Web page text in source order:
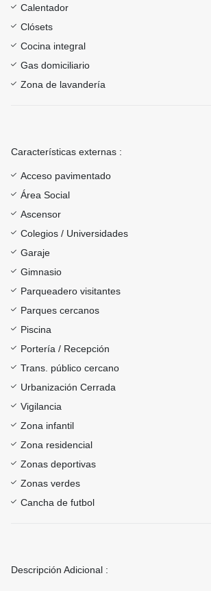
Calentador
Clósets
Cocina integral
Gas domiciliario
Zona de lavandería
Características externas :
Acceso pavimentado
Área Social
Ascensor
Colegios / Universidades
Garaje
Gimnasio
Parqueadero visitantes
Parques cercanos
Piscina
Portería / Recepción
Trans. público cercano
Urbanización Cerrada
Vigilancia
Zona infantil
Zona residencial
Zonas deportivas
Zonas verdes
Cancha de futbol
Descripción Adicional :